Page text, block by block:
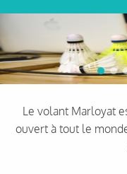
Le volant Marloyat
ouvert à tout le